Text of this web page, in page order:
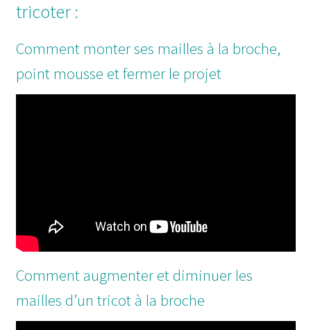
tricoter :
Comment monter ses mailles à la broche,
point mousse et fermer le projet
Comment augmenter et diminuer les
mailles d’un tricot à la broche